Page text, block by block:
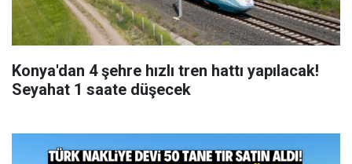
Konya'dan 4 şehre hızlı tren hattı yapılacak!
Seyahat 1 saate düşecek